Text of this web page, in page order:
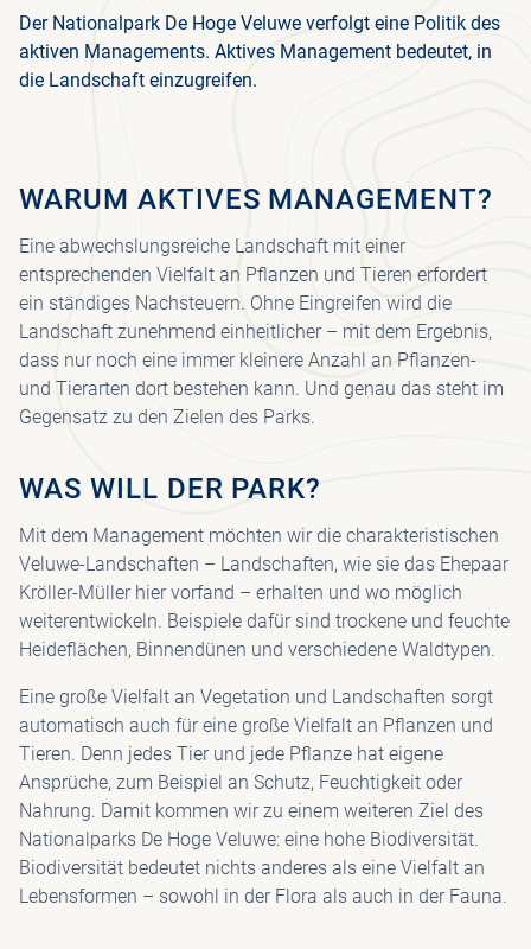
Der Nationalpark De Hoge Veluwe verfolgt eine Politik des
aktiven Managements. Aktives Management bedeutet, in
die Landschaft einzugreifen.
WARUM AKTIVES MANAGEMENT?
Eine abwechslungsreiche Landschaft mit einer
entsprechenden Vielfalt an Pflanzen und Tieren erfordert
ein ständiges Nachsteuern. Ohne Eingreifen wird die
Landschaft zunehmend einheitlicher – mit dem Ergebnis,
dass nur noch eine immer kleinere Anzahl an Pflanzen-
und Tierarten dort bestehen kann. Und genau das steht im
Gegensatz zu den Zielen des Parks.
WAS WILL DER PARK?
Mit dem Management möchten wir die charakteristischen
Veluwe-Landschaften – Landschaften, wie sie das Ehepaar
Kröller-Müller hier vorfand – erhalten und wo möglich
weiterentwickeln. Beispiele dafür sind trockene und feuchte
Heideflächen, Binnendünen und verschiedene Waldtypen.
Eine große Vielfalt an Vegetation und Landschaften sorgt
automatisch auch für eine große Vielfalt an Pflanzen und
Tieren. Denn jedes Tier und jede Pflanze hat eigene
Ansprüche, zum Beispiel an Schutz, Feuchtigkeit oder
Nahrung. Damit kommen wir zu einem weiteren Ziel des
Nationalparks De Hoge Veluwe: eine hohe Biodiversität.
Biodiversität bedeutet nichts anderes als eine Vielfalt an
Lebensformen – sowohl in der Flora als auch in der Fauna.